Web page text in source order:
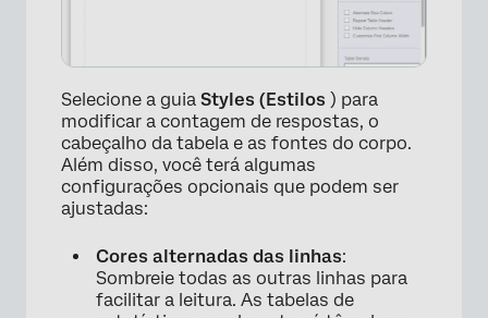
Selecione a guia Styles (Estilos ) para
modificar a contagem de respostas, o
cabeçalho da tabela e as fontes do corpo.
Além disso, você terá algumas
configurações opcionais que podem ser
ajustadas:
Cores alternadas das linhas:
Sombreie todas as outras linhas para
facilitar a leitura. As tabelas de